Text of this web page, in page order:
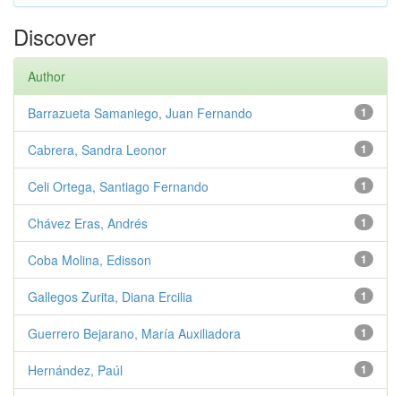
Discover
Author
1
Barrazueta Samaniego, Juan Fernando
1
Cabrera, Sandra Leonor
1
Celi Ortega, Santiago Fernando
1
Chávez Eras, Andrés
1
Coba Molina, Edisson
1
Gallegos Zurita, Diana Ercilia
1
Guerrero Bejarano, María Auxiliadora
1
Hernández, Paúl